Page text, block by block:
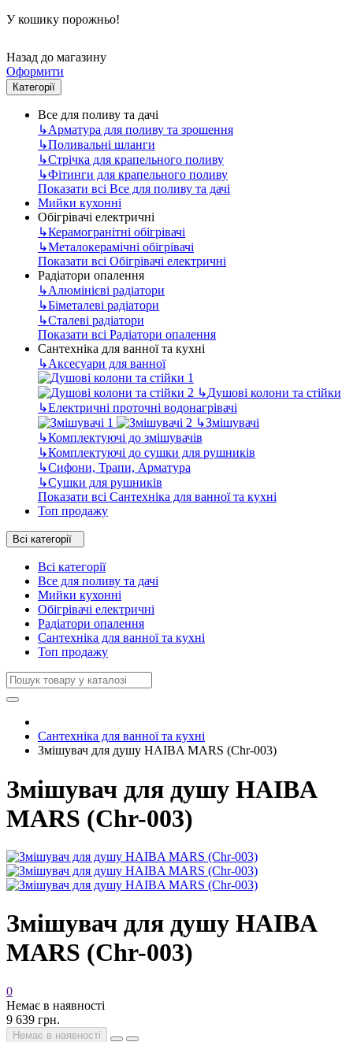
У кошику порожньо!
Назад до магазину
Оформити
Категорії
Все для поливу та дачі
↳Арматура для поливу та зрошення
↳Поливальні шланги
↳Стрічка для крапельного поливу
↳Фітинги для крапельного поливу
Показати всі Все для поливу та дачі
Мийки кухонні
Обігрівачі електричні
↳Керамогранітні обігрівачі
↳Металокерамічні обігрівачі
Показати всі Обігрівачі електричні
Радіатори опалення
↳Алюмінієві радіатори
↳Біметалеві радіатори
↳Сталеві радіатори
Показати всі Радіатори опалення
Сантехніка для ванної та кухні
↳Аксесуари для ванної
↳Душові колони та стійки
↳Електричні проточні водонагрівачі
↳Змішувачі
↳Комплектуючі до змішувачів
↳Комплектуючі до сушки для рушників
↳Сифони, Трапи, Арматура
↳Сушки для рушників
Показати всі Сантехніка для ванної та кухні
Топ продажу
Всі категорії
Всі категорії
Все для поливу та дачі
Мийки кухонні
Обігрівачі електричні
Радіатори опалення
Сантехніка для ванної та кухні
Топ продажу
Сантехніка для ванної та кухні
Змішувач для душу HAIBA MARS (Chr-003)
Змішувач для душу HAIBA
MARS (Chr-003)
Змішувач для душу HAIBA
MARS (Chr-003)
0
Немає в наявності
9 639 грн.
Немає в наявності